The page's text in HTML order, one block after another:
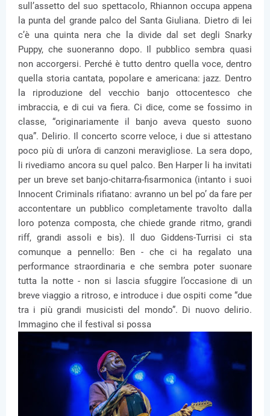
sull’assetto del suo spettacolo, Rhiannon occupa appena
la punta del grande palco del Santa Giuliana. Dietro di lei
c’è una quinta nera che la divide dal set degli Snarky
Puppy, che suoneranno dopo. Il pubblico sembra quasi
non accorgersi. Perché è tutto dentro quella voce, dentro
quella storia cantata, popolare e americana: jazz. Dentro
la riproduzione del vecchio banjo ottocentesco che
imbraccia, e di cui va fiera. Ci dice, come se fossimo in
classe, “originariamente il banjo aveva questo suono
qua”. Delirio. Il concerto scorre veloce, i due si attestano
poco più di un’ora di canzoni meravigliose. La sera dopo,
li rivediamo ancora su quel palco. Ben Harper li ha invitati
per un breve set banjo-chitarra-fisarmonica (intanto i suoi
Innocent Criminals rifiatano: avranno un bel po’ da fare per
accontentare un pubblico completamente travolto dalla
loro potenza composta, che chiede grande ritmo, grandi
riff, grandi assoli e bis). Il duo Giddens-Turrisi ci sta
comunque a pennello: Ben - che ci ha regalato una
performance straordinaria e che sembra poter suonare
tutta la notte - non si lascia sfuggire l’occasione di un
breve viaggio a ritroso, e introduce i due ospiti come “due
tra i più grandi musicisti del mondo”. Di nuovo delirio.
Immagino che il festival si possa